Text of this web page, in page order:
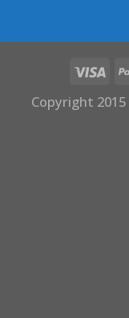
Copyright 2015